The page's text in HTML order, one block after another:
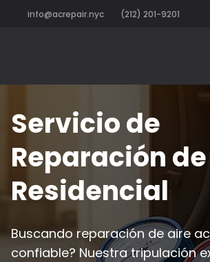
info@acrepair.nyc (212) 201-9201
Servicio de
Reparación de
Residencial
Buscando reparación de aire
confiable? Nuestra tripulación